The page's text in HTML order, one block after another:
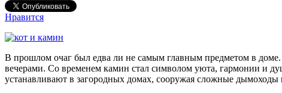
Нравится
В прошлом очаг был едва ли не самым главным предметом в доме.
вечерами. Со временем камин стал символом уюта, гармонии и
устанавливают в загородных домах, сооружая сложные дымоходы